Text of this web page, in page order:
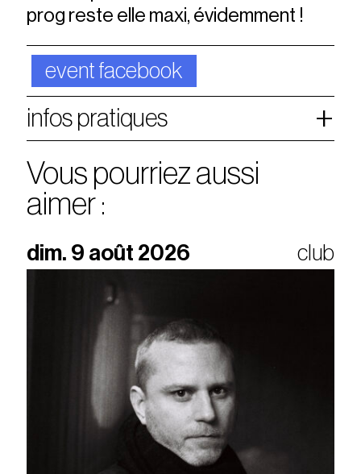
prog reste elle maxi, évidemment !
event facebook
infos pratiques
Vous pourriez aussi
aimer :
dim. 9 août 2026 club